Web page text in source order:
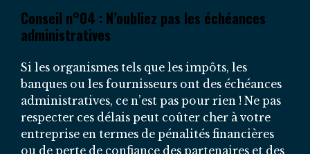
Conseil n°04 : N’oubliez pas les échéances
administratives
Si les organismes tels que les impôts, les
banques ou les fournisseurs ont des échéances
administratives, ce n’est pas pour rien ! Ne pas
respecter ces délais peut coûter cher à votre
entreprise en termes de pénalités financières
ou de perte de confiance des partenaires et des